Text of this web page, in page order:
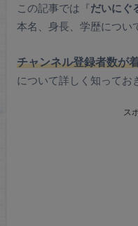
この記事では『だいにぐ
本名、身長、学歴につい
チャンネル登録者数が
について詳しく知ってお
ス